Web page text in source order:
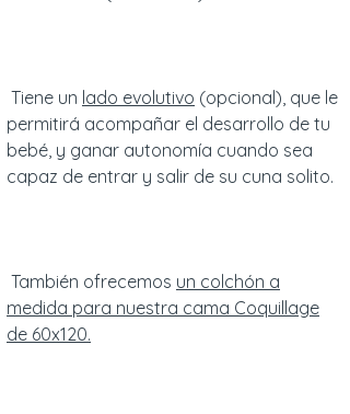
Tiene un lado evolutivo (opcional), que le
permitirá acompañar el desarrollo de tu
bebé, y ganar autonomía cuando sea
capaz de entrar y salir de su cuna solito.
También ofrecemos un colchón a
medida para nuestra cama Coquillage
de 60x120.